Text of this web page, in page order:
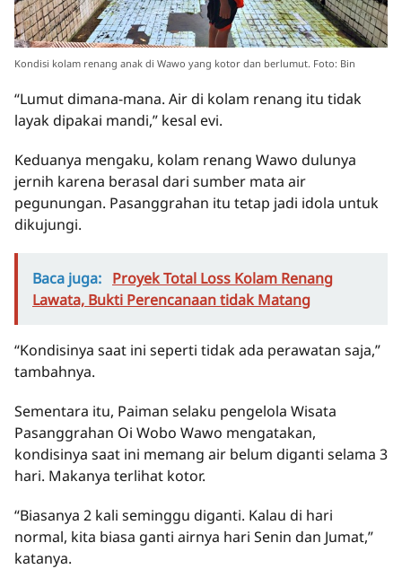
Kondisi kolam renang anak di Wawo yang kotor dan berlumut. Foto: Bin
“Lumut dimana-mana. Air di kolam renang itu tidak
layak dipakai mandi,” kesal evi.
Keduanya mengaku, kolam renang Wawo dulunya
jernih karena berasal dari sumber mata air
pegunungan. Pasanggrahan itu tetap jadi idola untuk
dikujungi.
Baca juga: Proyek Total Loss Kolam Renang
Lawata, Bukti Perencanaan tidak Matang
“Kondisinya saat ini seperti tidak ada perawatan saja,”
tambahnya.
Sementara itu, Paiman selaku pengelola Wisata
Pasanggrahan Oi Wobo Wawo mengatakan,
kondisinya saat ini memang air belum diganti selama 3
hari. Makanya terlihat kotor.
“Biasanya 2 kali seminggu diganti. Kalau di hari
normal, kita biasa ganti airnya hari Senin dan Jumat,”
katanya.